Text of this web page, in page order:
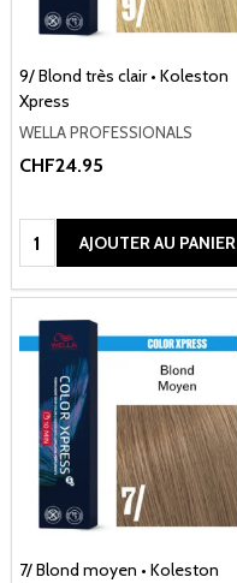
9/ Blond très clair • Koleston
Xpress
WELLA PROFESSIONALS
CHF24.95
Quantité:AJOUTER AU PANIER
7/ Blond moyen • Koleston